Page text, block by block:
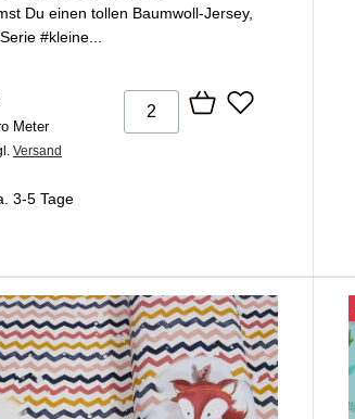
Du einen tollen Baumwoll-Jersey,
#kleine...
Meter
Versand
3-5 Tage